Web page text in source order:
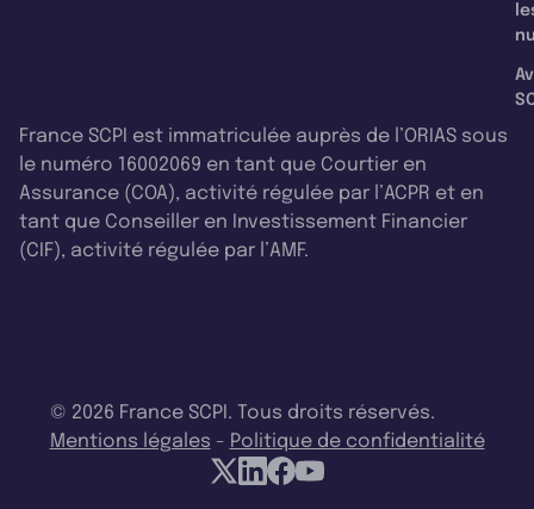
France SCPI est immatriculée auprès de l’ORIAS sous
le numéro 16002069 en tant que Courtier en
Assurance (COA), activité régulée par l’ACPR et en
tant que Conseiller en Investissement Financier
(CIF), activité régulée par l’AMF.
© 2026 France SCPI. Tous droits réservés.
Mentions légales - Politique de confidentialité